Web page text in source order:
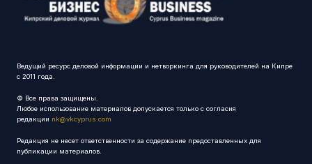
Ведущий ресурс деловой информации и нетворкинга для руководителей на Кипре
с 2011 года.
© Все права защищены.
Любое использование материалов допускается только с согласия
редакции nk@vkcyprus.com
Редакция не несет ответственности за содержание предоставленных для
публикации материалов.